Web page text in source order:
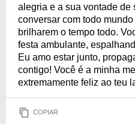
alegria e a sua vontade de
conversar com todo
brilharem o tempo todo.
festa ambulante,
Eu amo estar junto,
contigo! Você é a minha
extremamente feliz ao teu
COPIAR